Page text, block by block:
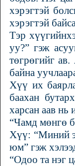
хэрэгтэй
хэрэгтэй
Тэр
уу?” гэж
төгрөгийг
байна
Хүү их
баахан
харсан аав нь
“Чамд мөнгө
Хүү: “Миний
юм” гэж
“Одоо та нэг